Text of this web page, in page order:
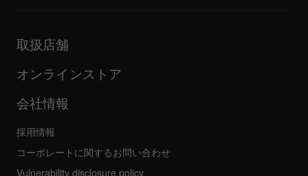
FAQ
コミュニティフォーラム
サービス、修理、保証
企業情報
その他
取扱店舗
オンラインストア
会社情報
採用情報
コーポレートに関するお問い合わせ
Vulnerability disclosure policy